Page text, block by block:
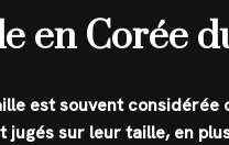
en Corée
est souvent
jugés sur leur taille, en